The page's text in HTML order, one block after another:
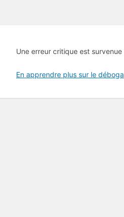
Une erreur critique est
En apprendre plus sur le